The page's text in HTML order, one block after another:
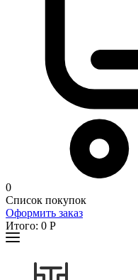
0
Список покупок
Оформить заказ
Итого: 0 Р